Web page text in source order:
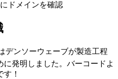
ドメインを確認
デンソーウェーブが製造工程
発明しました。バーコードよ
！